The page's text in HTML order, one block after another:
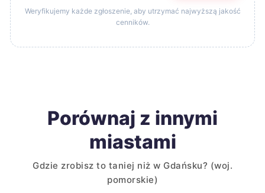
Weryfikujemy każde zgłoszenie, aby utrzymać najwyższą jakość
cenników.
Porównaj z innymi
miastami
Gdzie zrobisz to taniej niż w Gdańsku? (woj.
pomorskie)